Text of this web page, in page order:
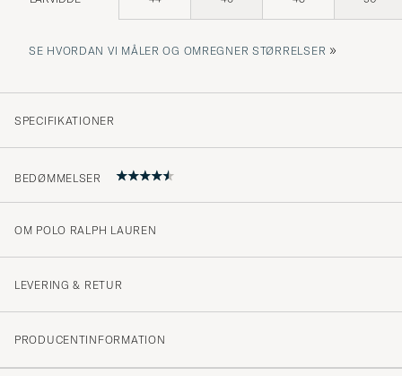
SE HVORDAN VI MÅLER OG OMREGNER STØRRELSER »
SPECIFIKATIONER
BEDØMMELSER
Byxorna är väldigt sköna med en aning långa i
inget problem eftersom det är pyjamasbyxor.
OM POLO RALPH LAUREN
LEVERING & RETUR
PRODUCENTINFORMATION